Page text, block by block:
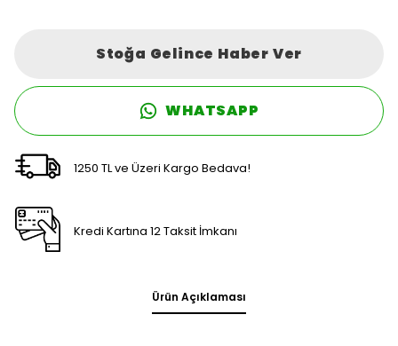
Stoğa Gelince Haber Ver
WHATSAPP
1250 TL ve Üzeri Kargo Bedava!
Kredi Kartına 12 Taksit İmkanı
Ürün Açıklaması